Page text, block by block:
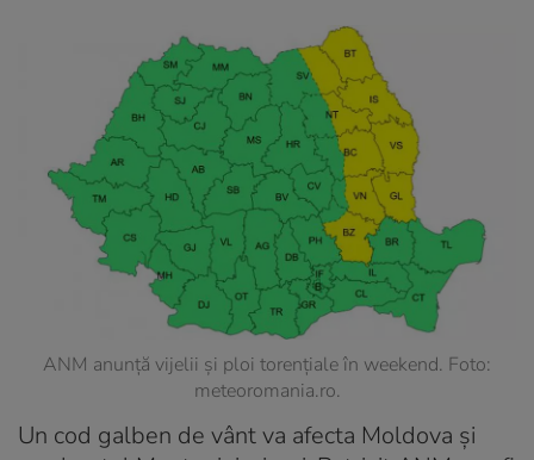
ANM anunță vijelii și ploi torențiale în weekend. Foto:
meteoromania.ro.
Un cod galben de vânt va afecta Moldova și